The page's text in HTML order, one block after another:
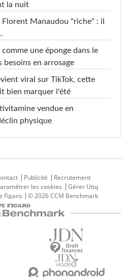
la nuit
Manaudou "riche" : il
une éponge dans le
en arrosage
viral sur TikTok, cette
bien marquer l'été
vendue en
physique
Publicité
Recrutement
les cookies
Gérer Utiq
Figaro © 2026 CCM Benchmark